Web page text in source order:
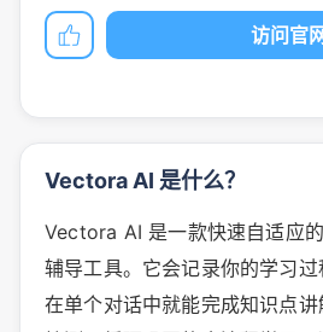
访问官
Vectora AI 是什么？
Vectora AI 是一款快速自适应
辅导工具。它会记录你的学习过
在单个对话中就能完成知识点